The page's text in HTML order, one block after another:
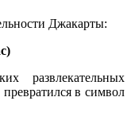
Джакарты:
развлекательных
в символ